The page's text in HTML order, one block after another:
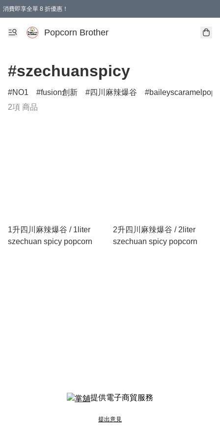
消費即享全單 8 折優惠！
Popcorn Brother
#szechuanspicy
NO1 fusion創新 四川麻辣爆谷
2項 商品
1升四川麻辣爆谷 / 1liter
szechuan spicy popcorn
2升四川麻辣爆谷 / 2liter
szechuan spicy popcorn
提供電子商貿服務
提出意見